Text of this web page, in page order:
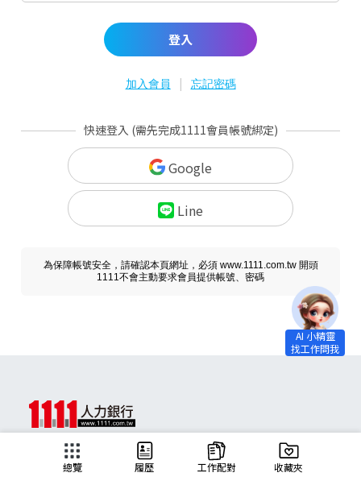
登入
加入會員 | 忘記密碼
快速登入 (需先完成1111會員帳號綁定)
Google
Line
為保障帳號安全，請確認本頁網址，必須 www.1111.com.tw 開頭
1111不會主動要求會員提供帳號、密碼
總覽 履歷 工作配對 收藏夾